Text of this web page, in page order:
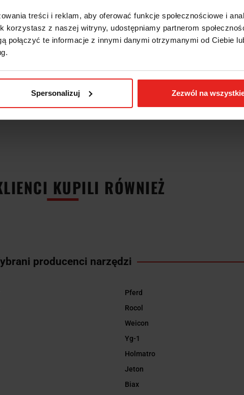
treści i reklam, aby oferować funkcje społecznościowe i
korzystasz z naszej witryny, udostępniamy partnerom
połączyć te informacje z innymi danymi otrzymanymi od Ciebie
Spersonalizuj Zezwól na
KUPILI RÓWNIEŻ
producenci narzędzi
Pferd
Rocol
Weicon
Yg-1
Holmatro
Jeton
Biax